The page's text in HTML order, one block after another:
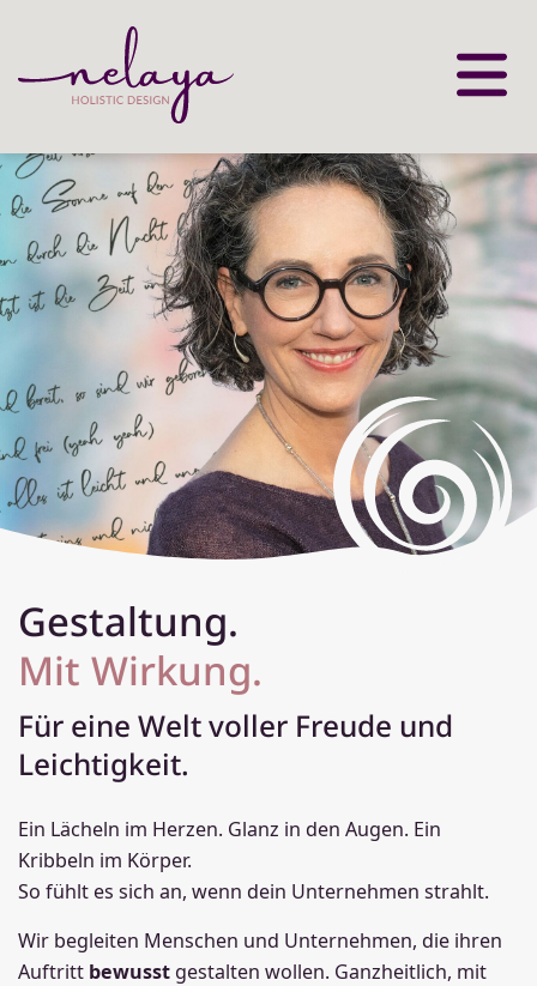
Gestaltung.
Mit Wirkung.
Für eine Welt voller Freude und
Leichtigkeit.
Ein Lächeln im Herzen. Glanz in den Augen. Ein
Kribbeln im Körper.
So fühlt es sich an, wenn dein Unternehmen strahlt.
Wir begleiten Menschen und Unternehmen, die ihren
Auftritt bewusst gestalten wollen. Ganzheitlich, mit